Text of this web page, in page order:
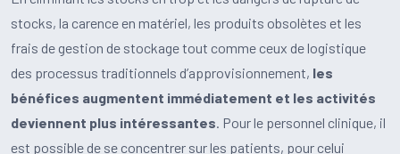
stocks, la carence en matériel, les produits obsolètes et les
frais de gestion de stockage tout comme ceux de logistique
des processus traditionnels d’approvisionnement, les
bénéfices augmentent immédiatement et les activités
deviennent plus intéressantes. Pour le personnel clinique, il
est possible de se concentrer sur les patients, pour celui